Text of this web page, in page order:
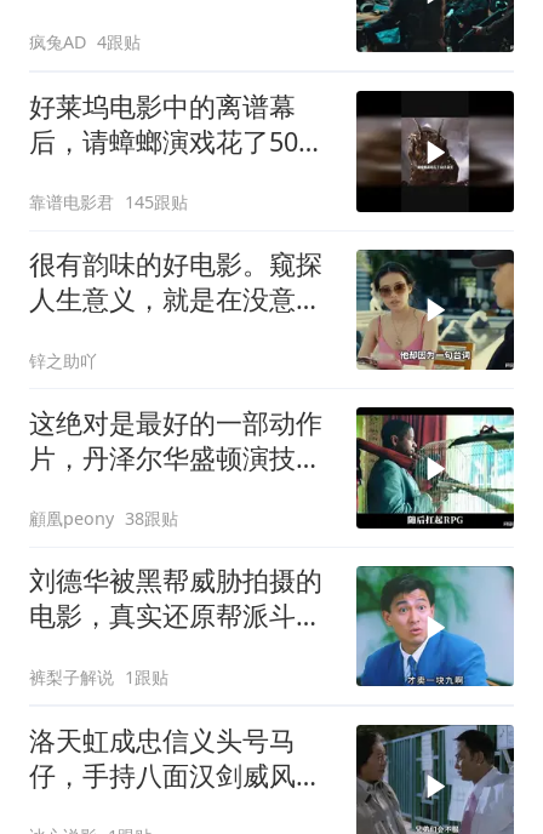
疯兔AD 4跟贴
好莱坞电影中的离谱幕
后，请蟑螂演戏花了50万
靠谱电影君 145跟贴
很有韵味的好电影。窥探
人生意义，就是在没意义
锌之助吖
这绝对是最好的一部动作
片，丹泽尔华盛顿演技出
顧凰peony 38跟贴
刘德华被黑帮威胁拍摄的
电影，真实还原帮派斗
裤梨子解说 1跟贴
洛天虹成忠信义头号马
仔，手持八面汉剑威风凛